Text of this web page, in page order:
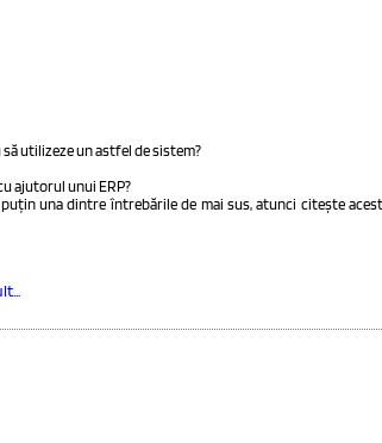
utilizeze un astfel de sistem?
ajutorul unui ERP?
puțin una dintre întrebările de mai sus, atunci citește